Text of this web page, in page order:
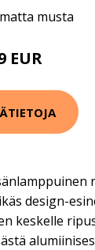
matta musta
EUR
design-
keskelle